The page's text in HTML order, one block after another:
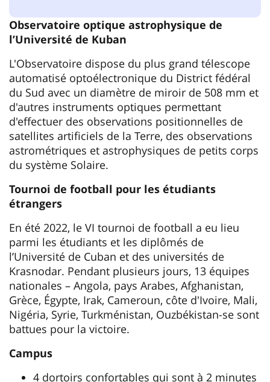
Observatoire optique astrophysique de
l’Université de Kuban
L'Observatoire dispose du plus grand télescope
automatisé optoélectronique du District fédéral
du Sud avec un diamètre de miroir de 508 mm et
d'autres instruments optiques permettant
d'effectuer des observations positionnelles de
satellites artificiels de la Terre, des observations
astrométriques et astrophysiques de petits corps
du système Solaire.
Tournoi de football pour les étudiants
étrangers
En été 2022, le VI tournoi de football a eu lieu
parmi les étudiants et les diplômés de
l’Université de Cuban et des universités de
Krasnodar. Pendant plusieurs jours, 13 équipes
nationales – Angola, pays Arabes, Afghanistan,
Grèce, Égypte, Irak, Cameroun, côte d'Ivoire, Mali,
Nigéria, Syrie, Turkménistan, Ouzbékistan-se sont
battues pour la victoire.
Campus
4 dortoirs confortables qui sont à 2 minutes